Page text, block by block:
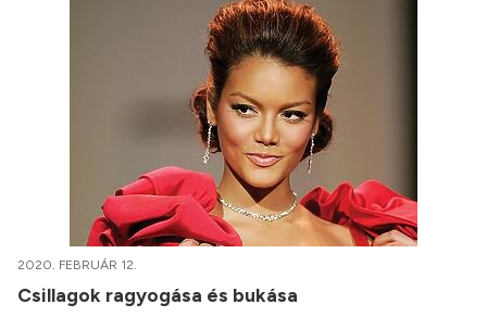
2020. FEBRUÁR 12.
Csillagok ragyogása és bukása